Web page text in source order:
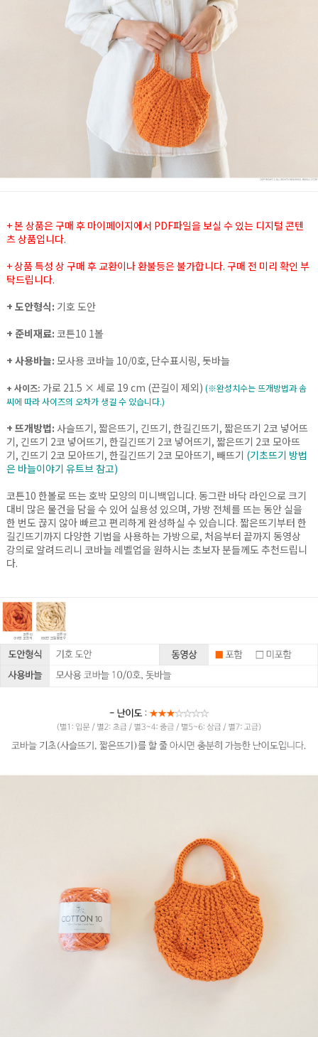
+ 본 상품은 구매 후 마이페이지에서 PDF파일을 보실 수 있는 디지털 콘텐
츠 상품입니다.
+ 상품 특성 상 구매 후 교환이나 환불등은 불가합니다. 구매 전 미리 확인 부
탁드립니다.
+ 도안형식: 기호 도안
+ 준비재료: 코튼10 1볼
+ 사용바늘: 모사용 코바늘 10/0호, 단수표시링, 돗바늘
+ 사이즈: 가로 21.5 × 세로 19 cm (끈길이 제외) (※완성치수는 뜨개방법과 솜
씨에 따라 사이즈의 오차가 생길 수 있습니다.)
+ 뜨개방법: 사슬뜨기, 짧은뜨기, 긴뜨기, 한길긴뜨기, 짧은뜨기 2코 넣어뜨
기, 긴뜨기 2코 넣어뜨기, 한길긴뜨기 2코 넣어뜨기, 짧은뜨기 2코 모아뜨
기, 긴뜨기 2코 모아뜨기, 한길긴뜨기 2코 모아뜨기, 빼뜨기 (기초뜨기 방법
은 바늘이야기 유트브 참고)
코튼10 한볼로 뜨는 호박 모양의 미니백입니다. 동그란 바닥 라인으로 크기
대비 많은 물건을 담을 수 있어 실용성 있으며, 가방 전체를 뜨는 동안 실을
한 번도 끊지 않아 빠르고 편리하게 완성하실 수 있습니다. 짧은뜨기부터 한
길긴뜨기까지 다양한 기법을 사용하는 가방으로, 처음부터 끝까지 동영상
강의로 알려드리니 코바늘 레벨업을 원하시는 초보자 분들께도 추천드립니
다.